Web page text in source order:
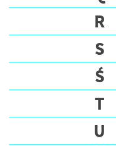
R
S
Ś
T
U